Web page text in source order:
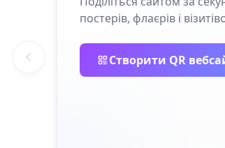
постерів, флаєрів і
Створити QR